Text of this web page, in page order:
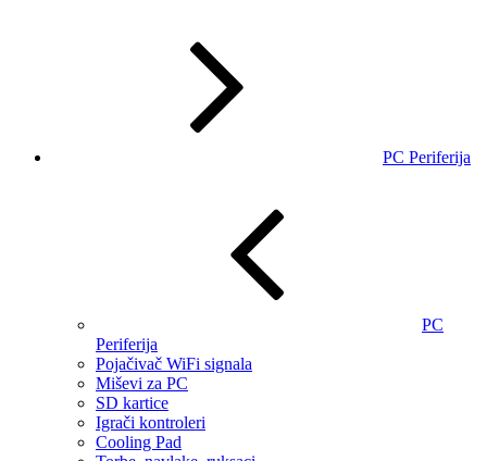
PC Periferija
PC
Periferija
Pojačivač WiFi signala
Miševi za PC
SD kartice
Igrači kontroleri
Cooling Pad